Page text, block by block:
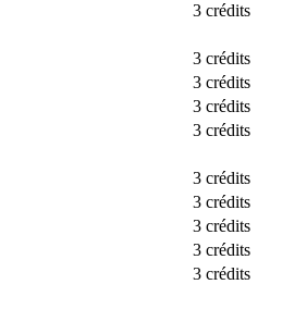
3 crédits
3 crédits
3 crédits
3 crédits
3 crédits
3 crédits
3 crédits
3 crédits
3 crédits
3 crédits